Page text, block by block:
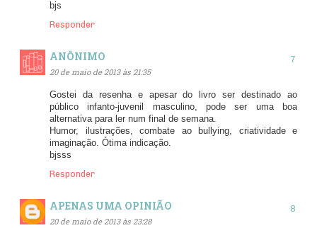
bjs
Responder
ANÔNIMO
20 de maio de 2013 às 21:35
Gostei da resenha e apesar do livro ser destinado ao
público infanto-juvenil masculino, pode ser uma boa
alternativa para ler num final de semana.
Humor, ilustrações, combate ao bullying, criatividade e
imaginação. Ótima indicação.
bjsss
Responder
APENAS UMA OPINIÃO
20 de maio de 2013 às 23:28